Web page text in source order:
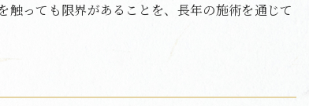
っても限界があることを、長年の施術を通じて